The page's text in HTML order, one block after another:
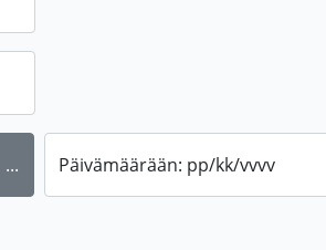
... Päivämäärään: pp/kk/vvvv